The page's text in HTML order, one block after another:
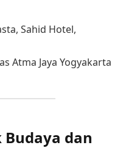
Sahid Hotel,
Atma Jaya Yogyakarta
Budaya dan